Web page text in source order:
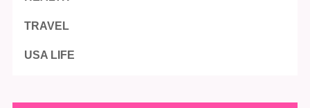
TRAVEL
USA LIFE